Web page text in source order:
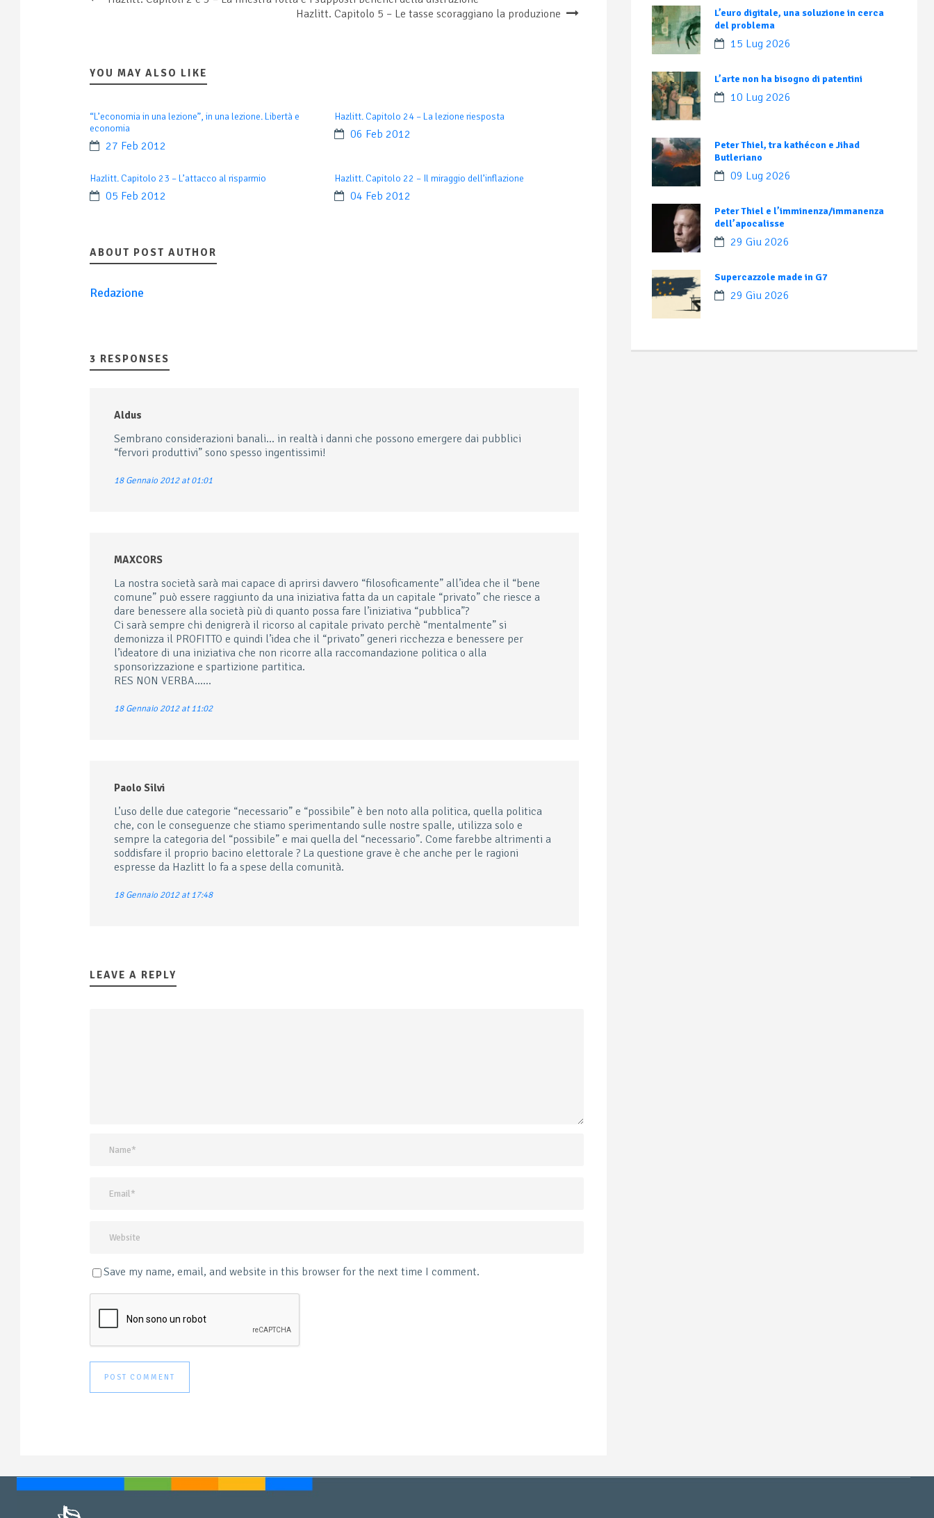
Hazlitt. Capitolo 5 – Le tasse scoraggiano la produzione
YOU MAY ALSO LIKE
“L’economia in una lezione”, in una lezione. Libertà e
economia
27 Feb 2012
Hazlitt. Capitolo 24 – La lezione riesposta
06 Feb 2012
Hazlitt. Capitolo 23 – L’attacco al risparmio
05 Feb 2012
Hazlitt. Capitolo 22 – Il miraggio dell’inflazione
04 Feb 2012
ABOUT POST AUTHOR
Redazione
3 RESPONSES
Aldus
Sembrano considerazioni banali… in realtà i danni che possono emergere dai pubblici
“fervori produttivi” sono spesso ingentissimi!
18 Gennaio 2012 at 01:01
MAXCORS
La nostra società sarà mai capace di aprirsi davvero “filosoficamente” all’idea che il “bene
comune” può essere raggiunto da una iniziativa fatta da un capitale “privato” che riesce a
dare benessere alla società più di quanto possa fare l’iniziativa “pubblica”?
Ci sarà sempre chi denigrerà il ricorso al capitale privato perchè “mentalmente” si
demonizza il PROFITTO e quindi l’idea che il “privato” generi ricchezza e benessere per
l’ideatore di una iniziativa che non ricorre alla raccomandazione politica o alla
sponsorizzazione e spartizione partitica.
RES NON VERBA……
18 Gennaio 2012 at 11:02
Paolo Silvi
L’uso delle due categorie “necessario” e “possibile” è ben noto alla politica, quella politica
che, con le conseguenze che stiamo sperimentando sulle nostre spalle, utilizza solo e
sempre la categoria del “possibile” e mai quella del “necessario”. Come farebbe altrimenti a
soddisfare il proprio bacino elettorale ? La questione grave è che anche per le ragioni
espresse da Hazlitt lo fa a spese della comunità.
18 Gennaio 2012 at 17:48
LEAVE A REPLY
Save my name, email, and website in this browser for the next time I comment.
L’euro digitale, una soluzione in cerca
del problema
15 Lug 2026
L’arte non ha bisogno di patentini
10 Lug 2026
Peter Thiel, tra kathécon e Jihad
Butleriano
09 Lug 2026
Peter Thiel e l’imminenza/immanenza
dell’apocalisse
29 Giu 2026
Supercazzole made in G7
29 Giu 2026